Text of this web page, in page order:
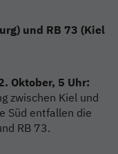
und RB 73 (Kiel
Oktober, 5 Uhr:
zwischen Kiel und
Süd entfallen die
RB 73.